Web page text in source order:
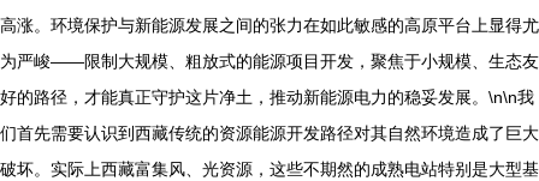
高涨。环境保护与新能源发展之间的张力在如此敏感的高原平台上显得尤
为严峻——限制大规模、粗放式的能源项目开发，聚焦于小规模、生态友
好的路径，才能真正守护这片净土，推动新能源电力的稳妥发展。\n\n我
们首先需要认识到西藏传统的资源能源开发路径对其自然环境造成了巨大
破坏。实际上西藏富集风、光资源，这些不期然的成熟电站特别是大型基